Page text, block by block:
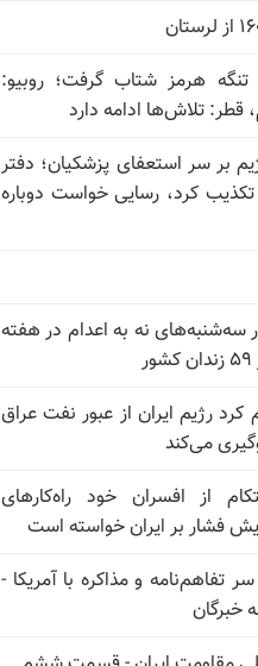
هرمز شتاب گرفت؛ روبیو:
قطر: تلاش‌ها ادامه دارد
بر سر استعفای پزشکیان؛ دفتر
کرد، رسایی خواست دوباره
سه‌شنبه‌های نه به اعدام در هفته
کرد رژیم ایران از عبور نفت عراق
می‌کند
از افسران خود راه‌کارهای
فشار بر ایران خواسته است
تفاهم‌نامه و مذاکره با آمریکا -
خبرگان